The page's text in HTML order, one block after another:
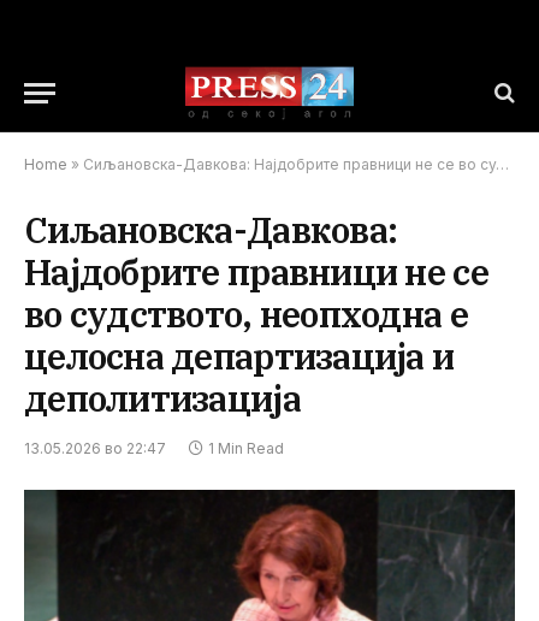
Home » Сиљановска-Давкова: Најдобрите правници не се во судството, неопходна е целосна департизација и деполитизација
Сиљановска-Давкова:
Најдобрите правници не се
во судството, неопходна е
целосна департизација и
деполитизација
13.05.2026 во 22:47 1 Min Read